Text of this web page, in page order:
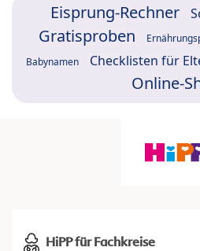
Eisprung-Rechner
Gratisproben
Babynamen Checklisten für
Online-
HiPP für Fachkreise